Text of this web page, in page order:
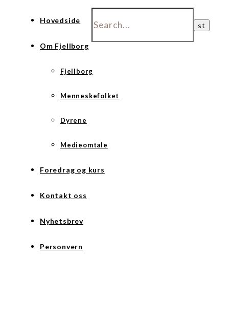
Hovedside
Om Fjellborg
Fjellborg
Menneskefolket
Dyrene
Medieomtale
Foredrag og kurs
Kontakt oss
Nyhetsbrev
Personvern